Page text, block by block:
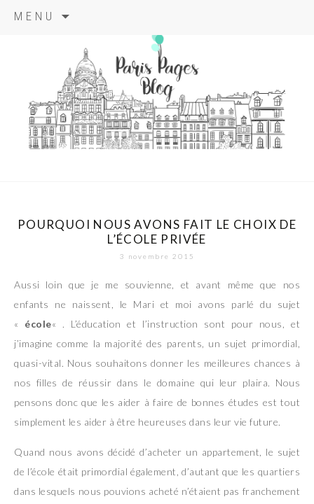
MENU
principal
paris pages
blog
POURQUOI NOUS AVONS FAIT LE CHOIX DE
L’ÉCOLE PRIVÉE
3 novembre 2015
Aussi loin que je me souvienne, et avant même que nos
enfants ne naissent, le Mari et moi avons parlé du sujet
« école« . L’éducation et l’instruction sont pour nous, et
j’imagine comme la majorité des parents, un sujet primordial,
quasi-vital. Nous souhaitons donner les meilleures chances à
nos filles de réussir dans le domaine qui leur plaira. Nous
pensons donc que les aider à faire de bonnes études est tout
simplement les aider à être heureuses dans leur vie future.
Quand nous avons décidé d’acheter un appartement, le sujet
de l’école était primordial également, d’autant que les quartiers
dans lesquels nous pouvions acheté n’étaient pas franchement